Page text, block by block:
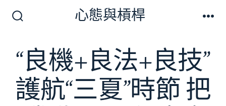
切
換
開
關
心態與槓桿
“良機+良法+良技”
護航“三夏”時節 把